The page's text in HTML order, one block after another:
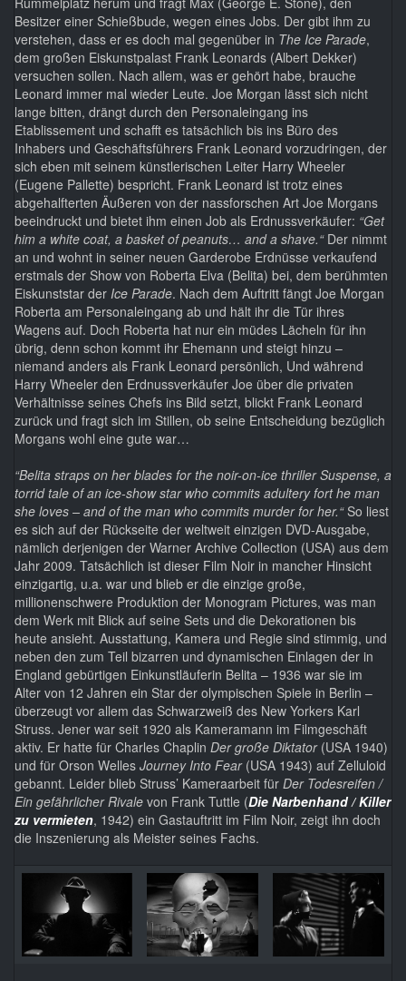
Besitzer einer Schießbude, wegen eines Jobs. Der gibt ihm zu
verstehen, dass er es doch mal gegenüber in The Ice Parade,
dem großen Eiskunstpalast Frank Leonards (Albert Dekker)
versuchen sollen. Nach allem, was er gehört habe, brauche
Leonard immer mal wieder Leute. Joe Morgan lässt sich nicht
lange bitten, drängt durch den Personaleingang ins
Etablissement und schafft es tatsächlich bis ins Büro des
Inhabers und Geschäftsführers Frank Leonard vorzudringen, der
sich eben mit seinem künstlerischen Leiter Harry Wheeler
(Eugene Pallette) bespricht. Frank Leonard ist trotz eines
abgehalfterten Äußeren von der nassforschen Art Joe Morgans
beeindruckt und bietet ihm einen Job als Erdnussverkäufer: “Get
him a white coat, a basket of peanuts… and a shave.“Der nimmt
an und wohnt in seiner neuen Garderobe Erdnüsse verkaufend
erstmals der Show von Roberta Elva (Belita) bei, dem berühmten
Eiskunststar der Ice Parade. Nach dem Auftritt fängt Joe Morgan
Roberta am Personaleingang ab und hält ihr die Tür ihres
Wagens auf. Doch Roberta hat nur ein müdes Lächeln für ihn
übrig, denn schon kommt ihr Ehemann und steigt hinzu –
niemand anders als Frank Leonard persönlich, Und während
Harry Wheeler den Erdnussverkäufer Joe über die privaten
Verhältnisse seines Chefs ins Bild setzt, blickt Frank Leonard
zurück und fragt sich im Stillen, ob seine Entscheidung bezüglich
Morgans wohl eine gute war…
“Belita straps on her blades for the noir-on-ice thriller Suspense, a
torrid tale of an ice-show star who commits adultery fort he man
she loves – and of the man who commits murder for her.“So liest
es sich auf der Rückseite der weltweit einzigen DVD-Ausgabe,
nämlich derjenigen der Warner Archive Collection (USA) aus dem
Jahr 2009. Tatsächlich ist dieser Film Noir in mancher Hinsicht
einzigartig, u.a. war und blieb er die einzige große,
millionenschwere Produktion der Monogram Pictures, was man
dem Werk mit Blick auf seine Sets und die Dekorationen bis
heute ansieht. Ausstattung, Kamera und Regie sind stimmig, und
neben den zum Teil bizarren und dynamischen Einlagen der in
England gebürtigen Einkunstläuferin Belita – 1936 war sie im
Alter von 12 Jahren ein Star der olympischen Spiele in Berlin –
überzeugt vor allem das Schwarzweiß des New Yorkers Karl
Struss. Jener war seit 1920 als Kameramann im Filmgeschäft
aktiv. Er hatte für Charles Chaplin Der große Diktator(USA 1940)
und für Orson Welles Journey Into Fear(USA 1943) auf Zelluloid
gebannt. Leider blieb Struss’ Kameraarbeit für Der Todesreifen /
Ein gefährlicher Rivale von Frank Tuttle (Die Narbenhand / Killer
zu vermieten, 1942) ein Gastauftritt im Film Noir, zeigt ihn doch
die Inszenierung als Meister seines Fachs.